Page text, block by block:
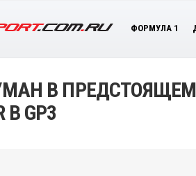
ФОРМУЛА 1
В
В GP3